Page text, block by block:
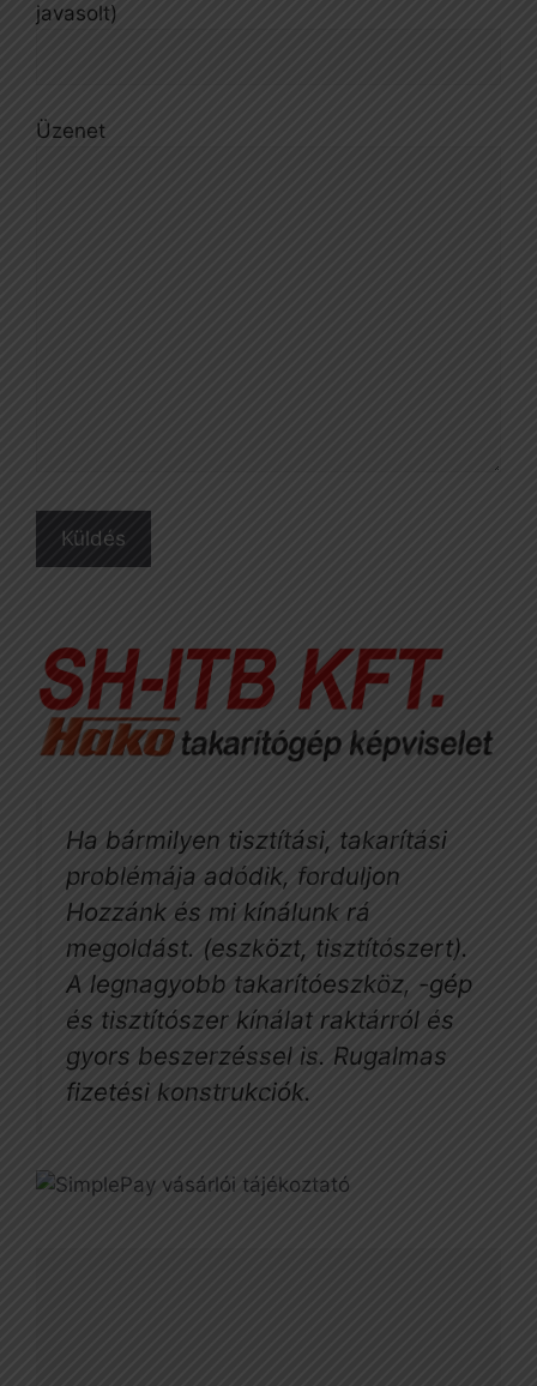
javasolt)
Üzenet
Ha bármilyen tisztítási, takarítási
problémája adódik, forduljon
Hozzánk és mi kínálunk rá
megoldást. (eszközt, tisztítószert).
A legnagyobb takarítóeszköz, -gép
és tisztítószer kínálat raktárról és
gyors beszerzéssel is. Rugalmas
fizetési konstrukciók.